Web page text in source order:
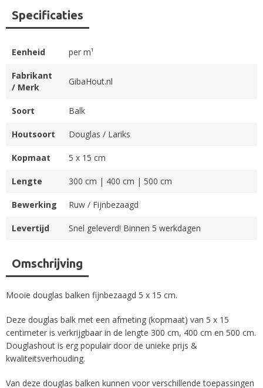
Omschrijving
Mooie douglas balken fijnbezaagd 5 x 15 cm.
Deze douglas balk met een afmeting (kopmaat) van 5 x 15
centimeter is verkrijgbaar in de lengte 300 cm, 400 cm en 500 cm.
Douglashout is erg populair door de unieke prijs &
kwaliteitsverhouding.
Van deze douglas balken kunnen voor verschillende toepassingen
Specificaties
Eenheid per m¹
Fabrikant
/ Merk
GibaHout.nl
Soort Balk
Houtsoort Douglas / Lariks
Kopmaat 5 x 15 cm
Lengte 300 cm | 400 cm | 500 cm
Bewerking Ruw / Fijnbezaagd
Levertijd Snel geleverd! Binnen 5 werkdagen